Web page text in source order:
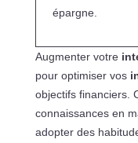
épargne.
Augmenter votre
pour optimiser vos
objectifs financiers.
connaissances en
adopter des